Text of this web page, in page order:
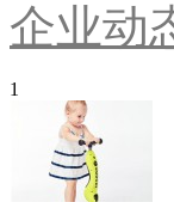
企业动
1